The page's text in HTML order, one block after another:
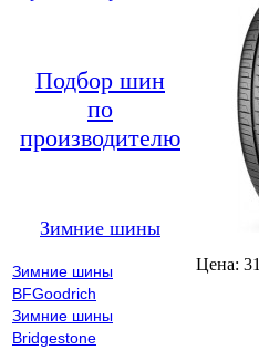
Подбор шин
по
производителю
Зимние шины
Зимние шины
BFGoodrich
Зимние шины
Bridgestone
Цена: